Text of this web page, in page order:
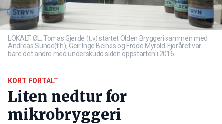
LOKALT ØL: Tomas Gjerde (t.v) startet Olden Bryggeri sammen med
Andreas Sunde(t.h), Geir Inge Beines og Frode Myrold. Fjoråret var
bare det andre med underskudd siden oppstarten i 2016.
KORT FORTALT
Liten nedtur for
mikrobryggeri